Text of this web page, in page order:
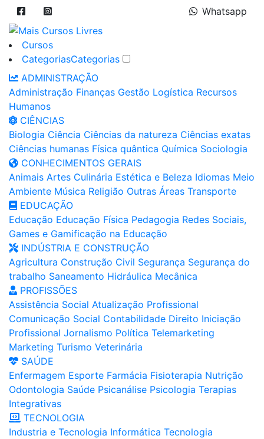
Whatsapp
Cursos
CategoriasCategorias
ADMINISTRAÇÃO
Administração Finanças Gestão Logística Recursos
Humanos
CIÊNCIAS
Biologia Ciência Ciências da natureza Ciências exatas
Ciências humanas Física quântica Química Sociologia
CONHECIMENTOS GERAIS
Animais Artes Culinária Estética e Beleza Idiomas Meio
Ambiente Música Religião Outras Áreas Transporte
EDUCAÇÃO
Educação Educação Física Pedagogia Redes Sociais,
Games e Gamificação na Educação
INDÚSTRIA E CONSTRUÇÃO
Agricultura Construção Civil Segurança Segurança do
trabalho Saneamento Hidráulica Mecânica
PROFISSÕES
Assistência Social Atualização Profissional
Comunicação Social Contabilidade Direito Iniciação
Profissional Jornalismo Política Telemarketing
Marketing Turismo Veterinária
SAÚDE
Enfermagem Esporte Farmácia Fisioterapia Nutrição
Odontologia Saúde Psicanálise Psicologia Terapias
Integrativas
TECNOLOGIA
Industria e Tecnologia Informática Tecnologia